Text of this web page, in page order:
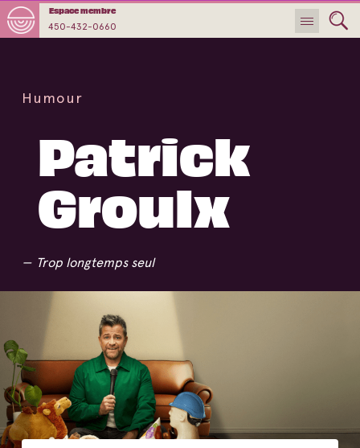
450-432-0660
Espace membre
Humour
Patrick
Groulx
Trop longtemps seul